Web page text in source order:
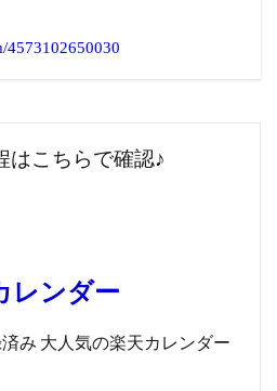
4573102650030
はこちらで確認♪
レンダー
み 大人気の楽天カレンダー